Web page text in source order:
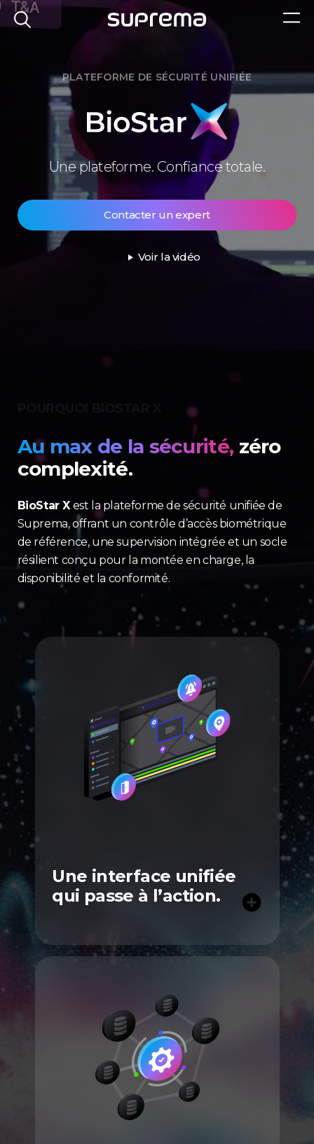
PLATEFORME DE SÉCURITÉ UNIFIÉE
BioStar
X
Une plateforme. Confiance totale.
Contacter un expert
play_arrow Voir la vidéo
Au max de la sécurité, zéro
complexité.
BioStar X est la plateforme de sécurité unifiée de
Suprema, offrant un contrôle d’accès biométrique
de référence, une supervision intégrée et un socle
résilient conçu pour la montée en charge, la
disponibilité et la conformité.
Une interface unifiée
qui passe à l’action.
add_circle